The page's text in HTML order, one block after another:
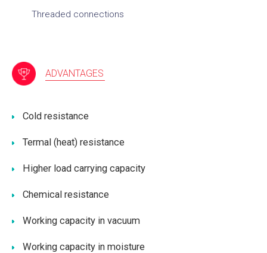
Threaded connections
ADVANTAGES
Cold resistance
Termal (heat) resistance
Higher load carrying capacity
Chemical resistance
Working capacity in vacuum
Working capacity in moisture